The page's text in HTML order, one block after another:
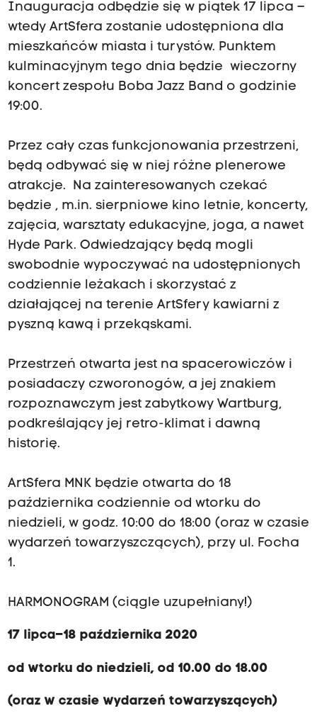
Inauguracja odbędzie się w piątek 17 lipca –
wtedy ArtSfera zostanie udostępniona dla
mieszkańców miasta i turystów. Punktem
kulminacyjnym tego dnia będzie wieczorny
koncert zespołu Boba Jazz Band o godzinie
19:00.
Przez cały czas funkcjonowania przestrzeni,
będą odbywać się w niej różne plenerowe
atrakcje. Na zainteresowanych czekać
będzie , m.in. sierpniowe kino letnie, koncerty,
zajęcia, warsztaty edukacyjne, joga, a nawet
Hyde Park. Odwiedzający będą mogli
swobodnie wypoczywać na udostępnionych
codziennie leżakach i skorzystać z
działającej na terenie ArtSfery kawiarni z
pyszną kawą i przekąskami.
Przestrzeń otwarta jest na spacerowiczów i
posiadaczy czworonogów, a jej znakiem
rozpoznawczym jest zabytkowy Wartburg,
podkreślający jej retro-klimat i dawną
historię.
ArtSfera MNK będzie otwarta do 18
października codziennie od wtorku do
niedzieli, w godz. 10:00 do 18:00 (oraz w czasie
wydarzeń towarzyszczących), przy ul. Focha
1.
HARMONOGRAM (ciągle uzupełniany!)
17 lipca–18 października 2020
od wtorku do niedzieli, od 10.00 do 18.00
(oraz w czasie wydarzeń towarzyszących)